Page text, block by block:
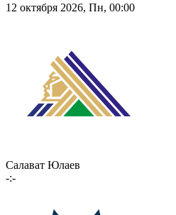
12 октября 2026, Пн, 00:00
Салават Юлаев
-:-